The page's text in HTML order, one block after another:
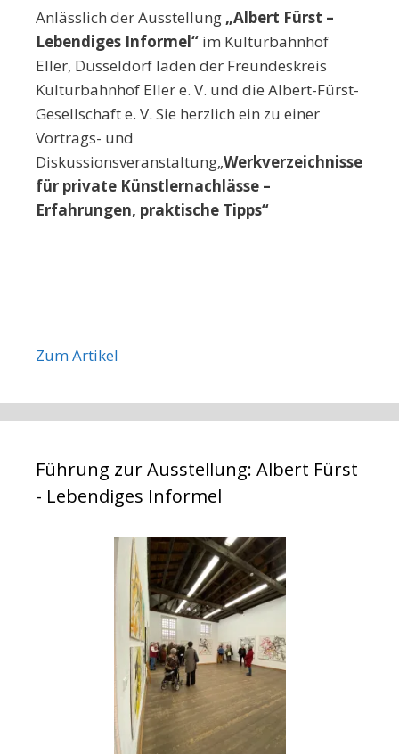
Anlässlich der Ausstellung „Albert Fürst –
Lebendiges Informel“ im Kulturbahnhof
Eller, Düsseldorf laden der Freundeskreis
Kulturbahnhof Eller e. V. und die Albert-Fürst-
Gesellschaft e. V. Sie herzlich ein zu einer
Vortrags- und
Diskussionsveranstaltung„Werkverzeichnisse
für private Künstlernachlässe –
Erfahrungen, praktische Tipps“
Zum Artikel
Führung zur Ausstellung: Albert Fürst
- Lebendiges Informel